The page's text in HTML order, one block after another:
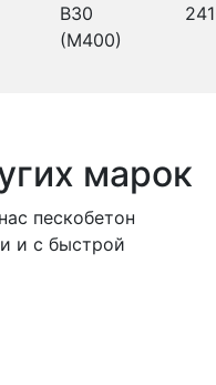
В30
(М400)
марок
пескобетон
и с быстрой